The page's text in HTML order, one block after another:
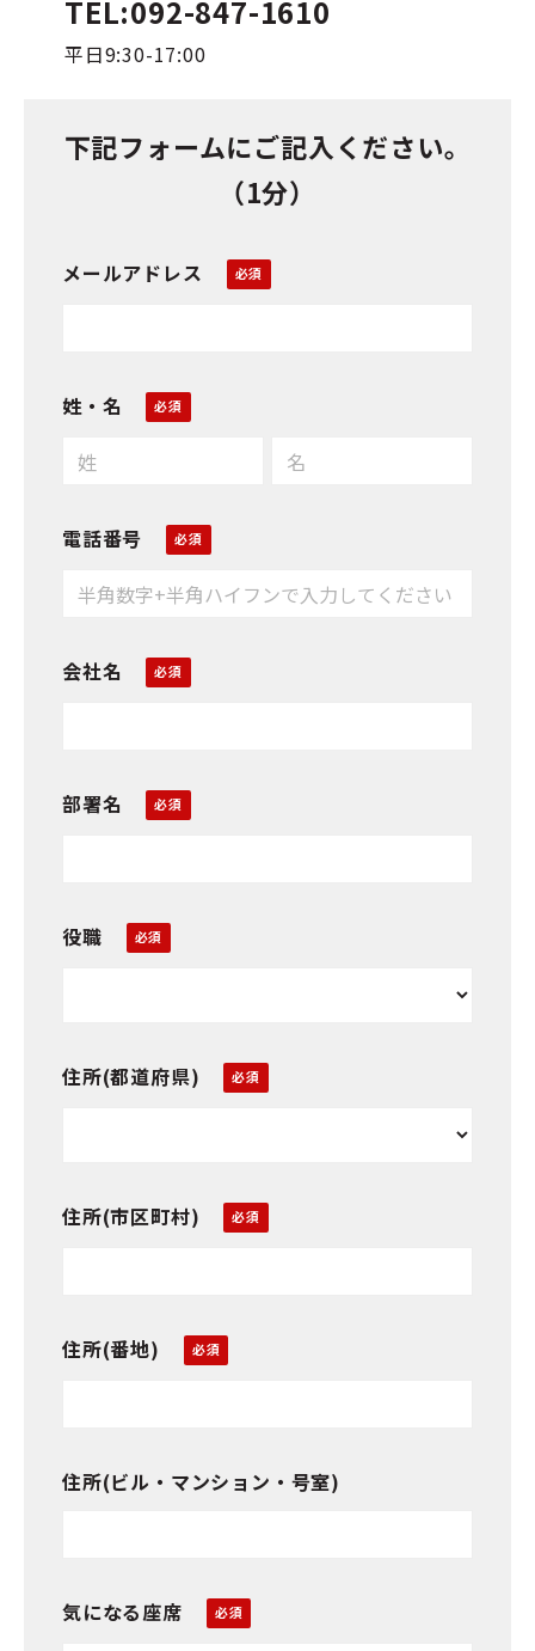
TEL:092-847-1610
平日9:30-17:00
下記フォームにご記入ください。
（1分）
メールアドレス
姓・名
電話番号
会社名
部署名
役職
住所(都道府県)
住所(市区町村)
住所(番地)
住所(ビル・マンション・号室)
気になる座席